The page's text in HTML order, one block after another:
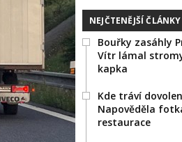
NEJČTENĚJŠÍ ČLÁNKY
Bouřky zasáhly
Vítr lámal
kapka
Kde tráví
Napověděla
restaurace